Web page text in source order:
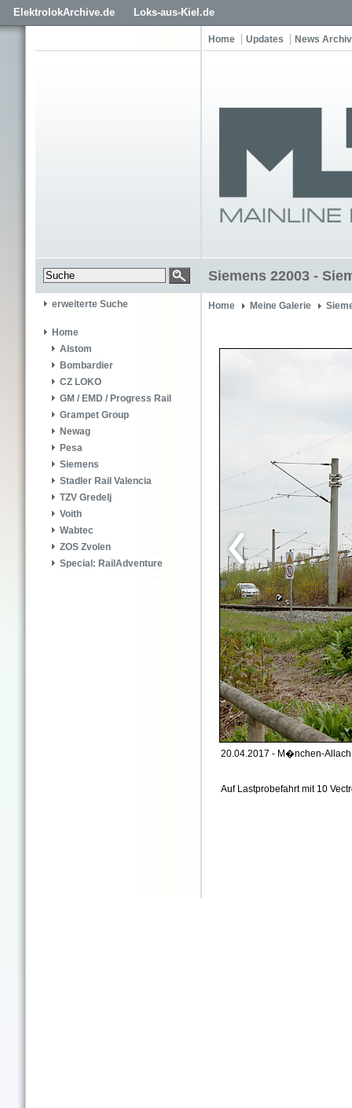
ElektrolokArchive.de Loks-aus-Kiel.de
Home Updates News Archiv
Siemens 22003 -
erweiterte Suche
Home
Alstom
Bombardier
CZ LOKO
GM / EMD / Progress Rail
Grampet Group
Newag
Pesa
Siemens
Stadler Rail Valencia
TZV Gredelj
Voith
Wabtec
ZOS Zvolen
Special: RailAdventure
Home Meine Galerie
20.04.2017 - M�nchen-Allach
Auf Lastprobefahrt mit 10